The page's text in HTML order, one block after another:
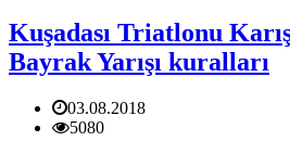
Kuşadası Triatlonu
Bayrak Yarışı kuralları
03.08.2018
5080